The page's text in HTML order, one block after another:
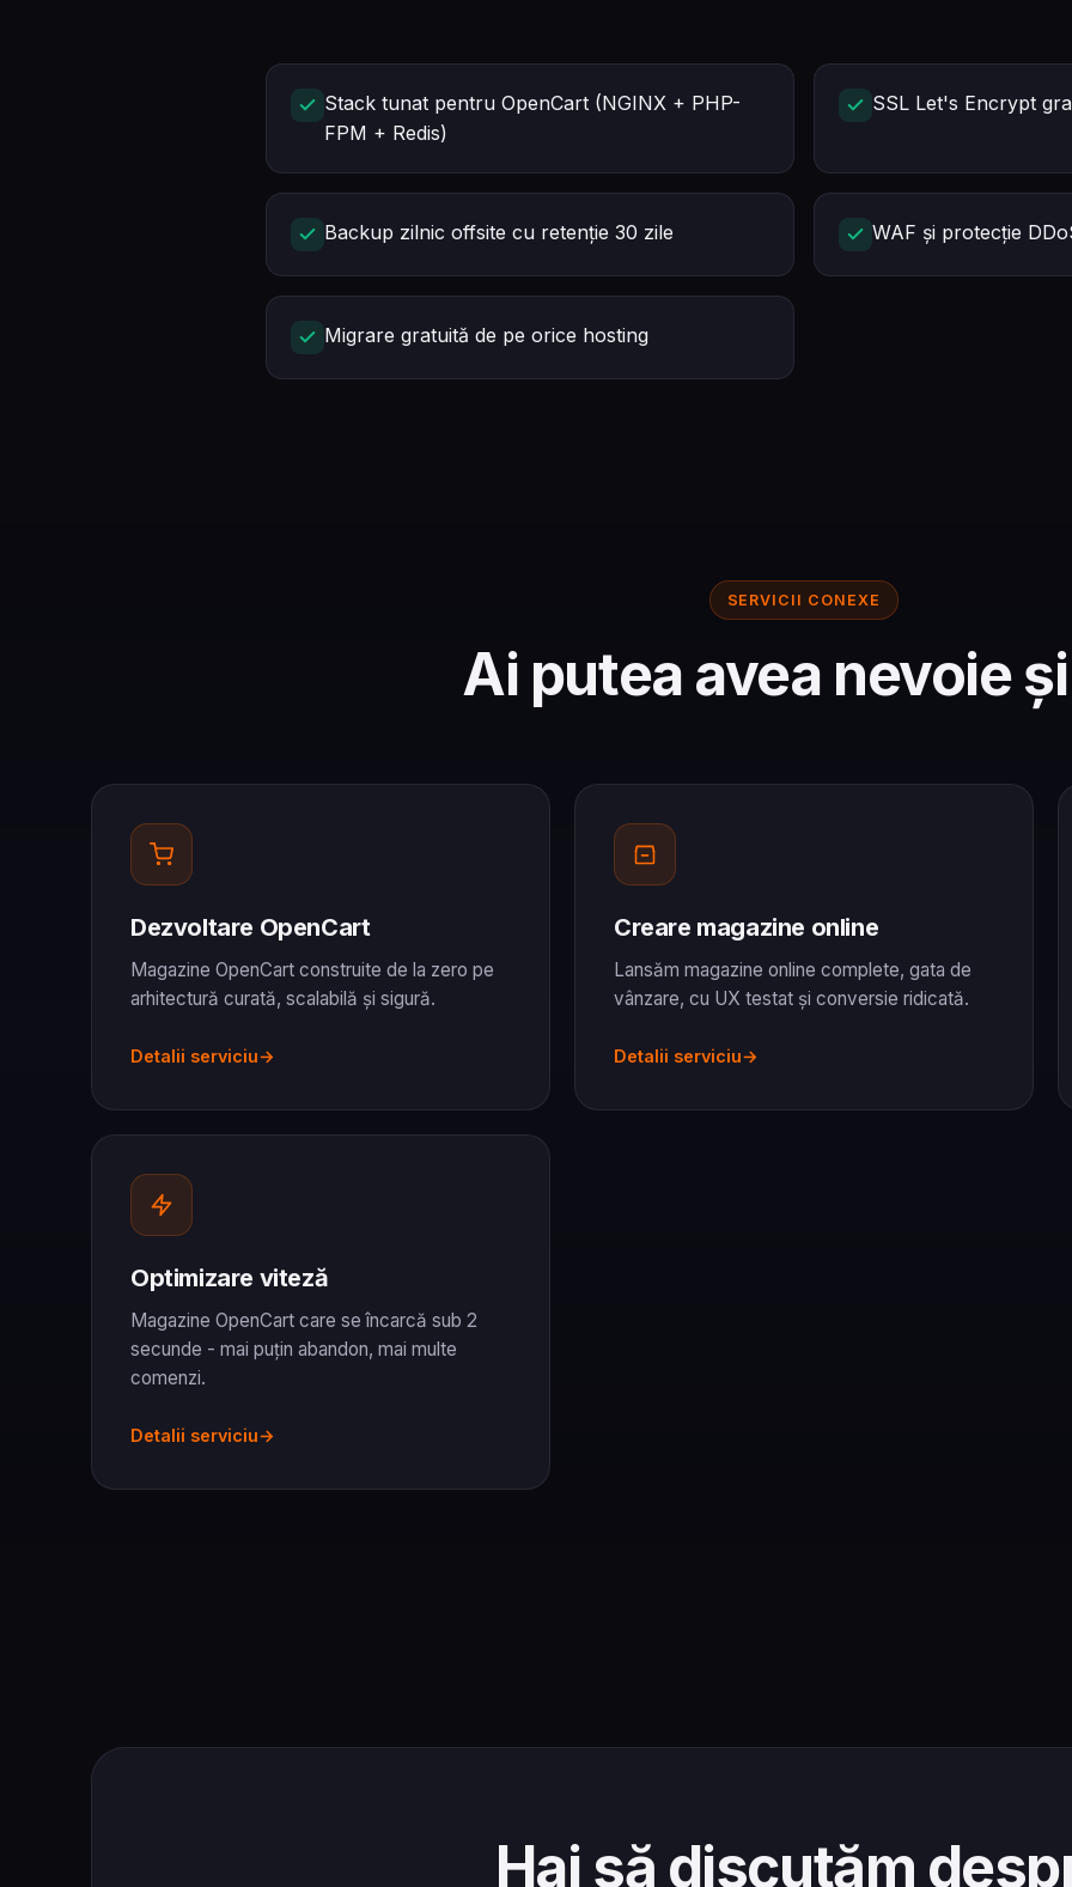
Stack tunat pentru OpenCart (NGINX + PHP-
FPM + Redis)
SSL Let's Encrypt
Backup zilnic offsite cu retenție 30 zile WAF și protecție
Migrare gratuită de pe orice hosting
SERVICII CONEXE
Ai putea avea nevoie
Dezvoltare OpenCart
Magazine OpenCart construite de la zero pe
arhitectură curată, scalabilă și sigură.
Detalii serviciu
Creare magazine online
Lansăm magazine online complete, gata de
vânzare, cu UX testat și conversie ridicată.
Detalii serviciu
Optimizare viteză
Magazine OpenCart care se încarcă sub 2
secunde - mai puțin abandon, mai multe
comenzi.
Detalii serviciu
Hai să discutăm